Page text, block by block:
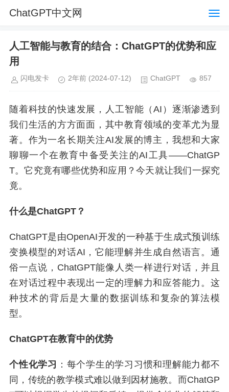
ChatGPT中文网
人工智能与教育的结合：ChatGPT的优势和应
用
闪电发卡 2年前 (2024-07-12) ChatGPT 857
随着科技的快速发展，人工智能（AI）逐渐渗透到
我们生活的方方面面，其中教育领域的变革尤为显
著。作为一名长期关注AI发展的博主，我想和大家
聊聊一个在教育中备受关注的AI工具——ChatGP
T。它究竟有哪些优势和应用？今天就让我们一探究
竟。
什么是ChatGPT？
ChatGPT是由OpenAI开发的一种基于生成式预训练
变换模型的对话AI，它能理解并生成自然语言。通
俗一点说，ChatGPT能像人类一样进行对话，并且
在对话过程中表现出一定的理解力和应答能力。这
种技术的背后是大量的数据训练和复杂的算法模
型。
ChatGPT在教育中的优势
个性化学习
：每个学生的学习习惯和理解能力都不
同，传统的教学模式难以做到因材施教。而ChatGP